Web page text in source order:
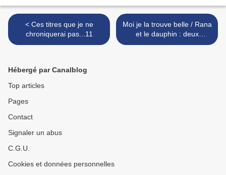
< Ces titres que je ne
chroniquerai pas...11
Moi je la trouve belle / Rana
et le dauphin : deux
nouvelles parutions mini
Hébergé par Canalblog
Top articles
Pages
Contact
Signaler un abus
C.G.U.
Cookies et données personnelles